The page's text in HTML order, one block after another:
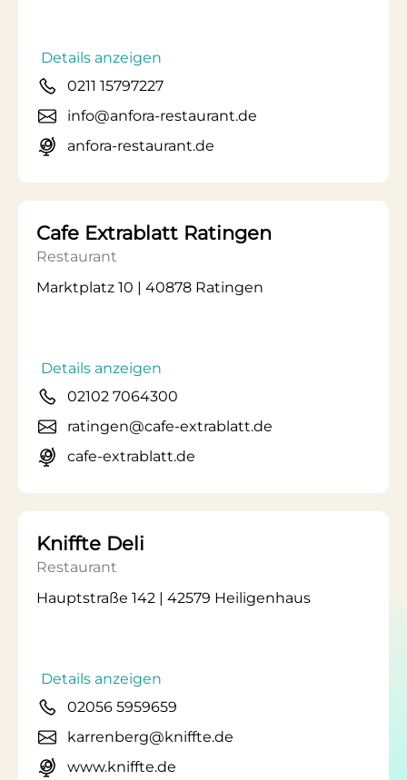
Details anzeigen
0211 15797227
info@anfora-restaurant.de
anfora-restaurant.de
Cafe Extrablatt Ratingen
Restaurant
Marktplatz 10 | 40878 Ratingen
Details anzeigen
02102 7064300
ratingen@cafe-extrablatt.de
cafe-extrablatt.de
Kniffte Deli
Restaurant
Hauptstraße 142 | 42579 Heiligenhaus
Details anzeigen
02056 5959659
karrenberg@kniffte.de
www.kniffte.de